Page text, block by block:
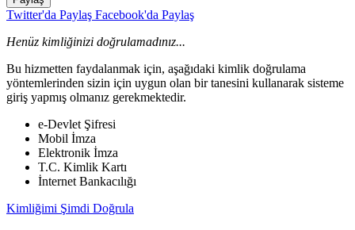
Twitter'da Paylaş Facebook'da Paylaş
Henüz kimliğinizi doğrulamadınız...
Bu hizmetten faydalanmak için, aşağıdaki kimlik doğrulama
yöntemlerinden sizin için uygun olan bir tanesini kullanarak sisteme
giriş yapmış olmanız gerekmektedir.
e-Devlet Şifresi
Mobil İmza
Elektronik İmza
T.C. Kimlik Kartı
İnternet Bankacılığı
Kimliğimi Şimdi Doğrula